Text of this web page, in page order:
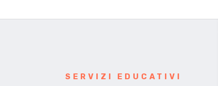
SERVIZI EDUCATIVI